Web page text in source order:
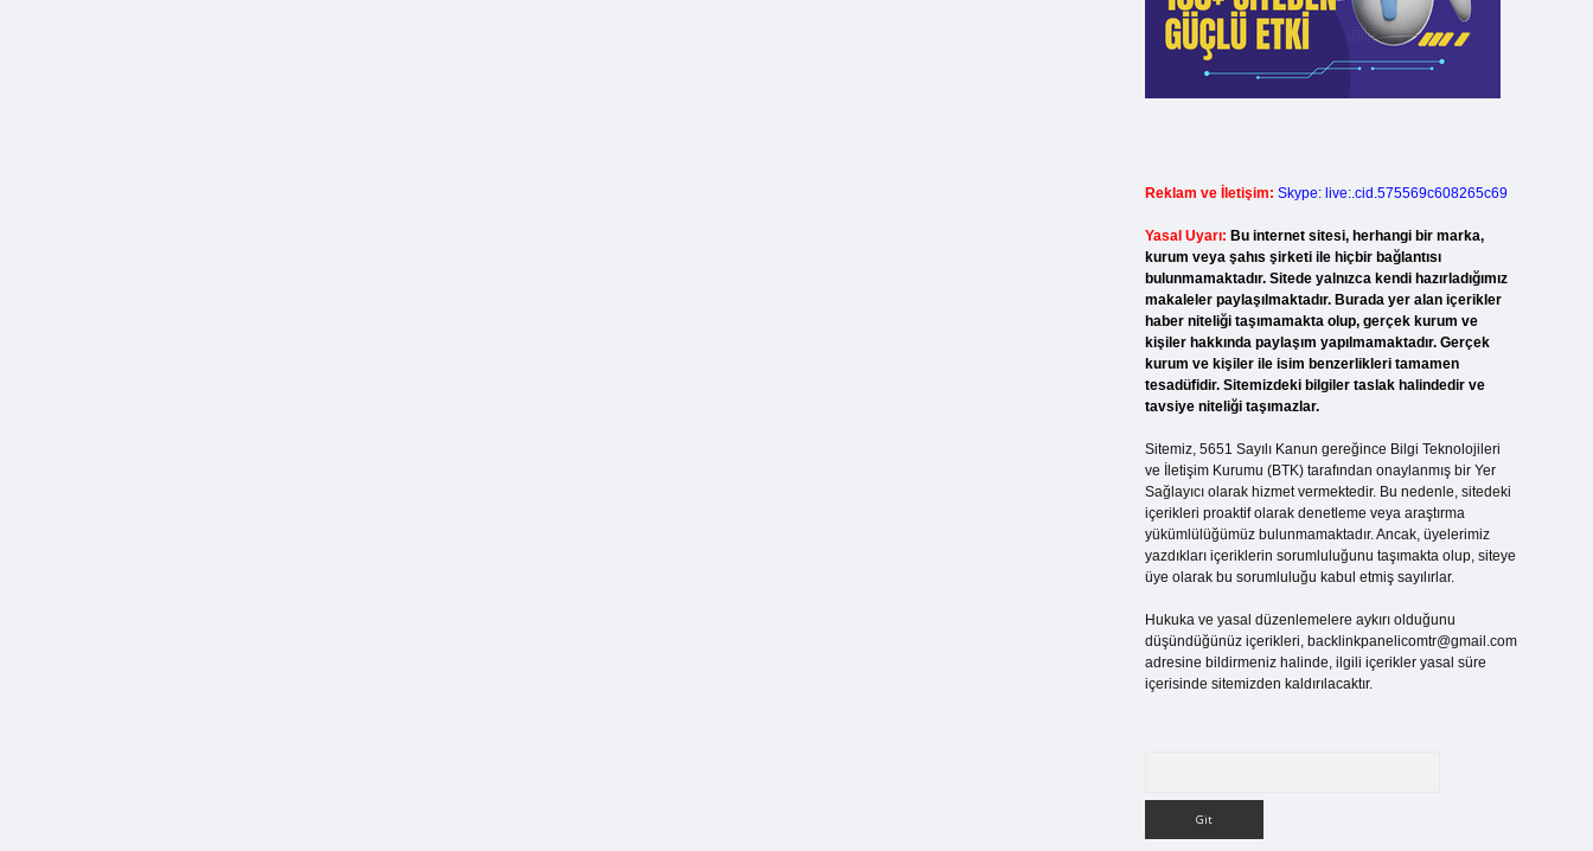
Reklam ve İletişim: Skype: live:.cid.575569c608265c69
Yasal Uyarı: Bu internet sitesi, herhangi bir marka,
kurum veya şahıs şirketi ile hiçbir bağlantısı
bulunmamaktadır. Sitede yalnızca kendi hazırladığımız
makaleler paylaşılmaktadır. Burada yer alan içerikler
haber niteliği taşımamakta olup, gerçek kurum ve
kişiler hakkında paylaşım yapılmamaktadır. Gerçek
kurum ve kişiler ile isim benzerlikleri tamamen
tesadüfidir. Sitemizdeki bilgiler taslak halindedir ve
tavsiye niteliği taşımazlar.
Sitemiz, 5651 Sayılı Kanun gereğince Bilgi Teknolojileri
ve İletişim Kurumu (BTK) tarafından onaylanmış bir Yer
Sağlayıcı olarak hizmet vermektedir. Bu nedenle, sitedeki
içerikleri proaktif olarak denetleme veya araştırma
yükümlülüğümüz bulunmamaktadır. Ancak, üyelerimiz
yazdıkları içeriklerin sorumluluğunu taşımakta olup, siteye
üye olarak bu sorumluluğu kabul etmiş sayılırlar.
Hukuka ve yasal düzenlemelere aykırı olduğunu
düşündüğünüz içerikleri, backlinkpanelicomtr@gmail.com
adresine bildirmeniz halinde, ilgili içerikler yasal süre
içerisinde sitemizden kaldırılacaktır.